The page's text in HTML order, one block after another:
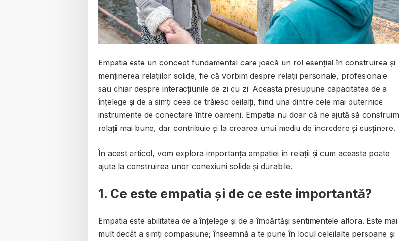
Empatia este un concept fundamental care joacă un rol esențial în construirea și
menținerea relațiilor solide, fie că vorbim despre relații personale, profesionale
sau chiar despre interacțiunile de zi cu zi. Aceasta presupune capacitatea de a
înțelege și de a simți ceea ce trăiesc ceilalți, fiind una dintre cele mai puternice
instrumente de conectare între oameni. Empatia nu doar că ne ajută să construim
relații mai bune, dar contribuie și la crearea unui mediu de încredere și susținere.
În acest articol, vom explora importanța empatiei în relații și cum aceasta poate
ajuta la construirea unor conexiuni solide și durabile.
1. Ce este empatia și de ce este importantă?
Empatia este abilitatea de a înțelege și de a împărtăși sentimentele altora. Este mai
mult decât a simți compasiune; înseamnă a te pune în locul celeilalte persoane și